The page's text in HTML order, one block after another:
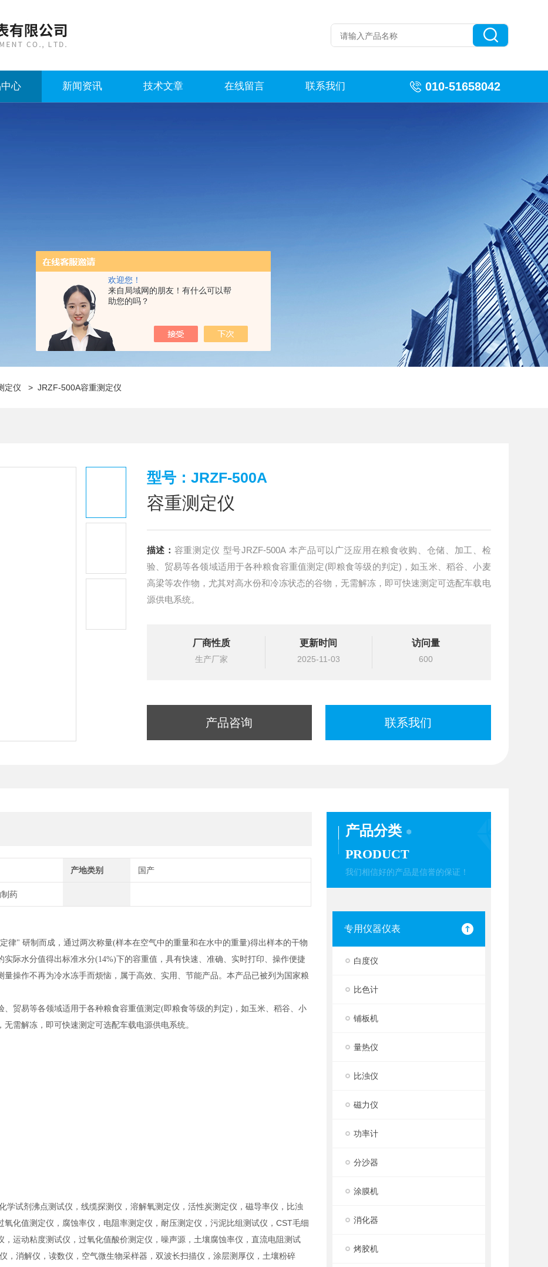
欢迎您！
来自局域网的朋友！有什么可以帮
助您的吗？
心 新闻资讯 技术文章 在线留言 联系我们 010-51658042
定仪 > JRZF-500A容重测定仪
型号：JRZF-500A
容重测定仪
描述： 容重测定仪 型号JRZF-500A 本产品可以广泛应用在粮食收购、仓储、加工、检
验、贸易等各领域适用于各种粮食容重值测定(即粮食等级的判定)，如玉米、稻谷、小麦
高梁等农作物，尤其对高水份和冷冻状态的谷物，无需解冻，即可快速测定可选配车载电
源供电系统。
厂商性质
生产厂家
更新时间
2025-11-03
访问量
600
产品咨询 联系我们
产品分类
PRODUCT
我们相信好的产品是信誉的保证！
专用仪器仪表
白度仪
比色计
铺板机
量热仪
比浊仪
磁力仪
功率计
分沙器
涂膜机
消化器
烤胶机
产地类别 国产
药
律" 研制而成，通过两次称量(样本在空气中的重量和在水中的重量)得出样本的干物
际水分值得出标准水分(14%)下的容重值，具有快速、准确、实时打印、操作便捷
操作不再为冷水冻手而烦恼，属于高效、实用、节能产品。本产品已被列为国家粮
贸易等各领域适用于各种粮食容重值测定(即粮食等级的判定)，如玉米、稻谷、小
需解冻，即可快速测定可选配车载电源供电系统。
学试剂沸点测试仪，线缆探测仪，溶解氧测定仪，活性炭测定仪，磁导率仪，比浊
化值测定仪，腐蚀率仪，电阻率测定仪，耐压测定仪，污泥比组测试仪，CST毛细
运动粘度测试仪，过氧化值酸价测定仪，噪声源，土壤腐蚀率仪，直流电阻测试
，消解仪，读数仪，空气微生物采样器，双波长扫描仪，涂层测厚仪，土壤粉碎